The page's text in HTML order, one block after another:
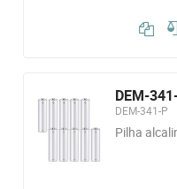
DEM-
DEM-341-P
Pilha